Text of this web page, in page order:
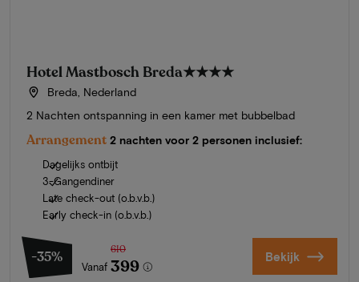
Hotel Mastbosch Breda★★★★
Breda, Nederland
2 Nachten ontspanning in een kamer met bubbelbad
Arrangement 2 nachten voor 2 personen inclusief:
Dagelijks ontbijt
3-Gangendiner
Late check-out (o.b.v.b.)
Early check-in (o.b.v.b.)
-35%
Vanaf
610
399 Bekijk